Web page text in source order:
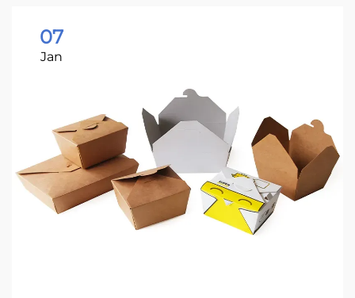
07
Jan